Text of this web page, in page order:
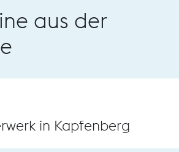
aus der
in Kapfenberg